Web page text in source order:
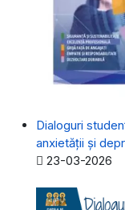
Dialoguri
anxietății și
Detalii
23-03-2026